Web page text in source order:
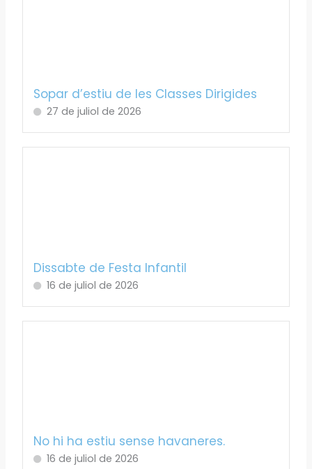
Sopar d’estiu de les Classes Dirigides
27 de juliol de 2026
Dissabte de Festa Infantil
16 de juliol de 2026
No hi ha estiu sense havaneres.
16 de juliol de 2026